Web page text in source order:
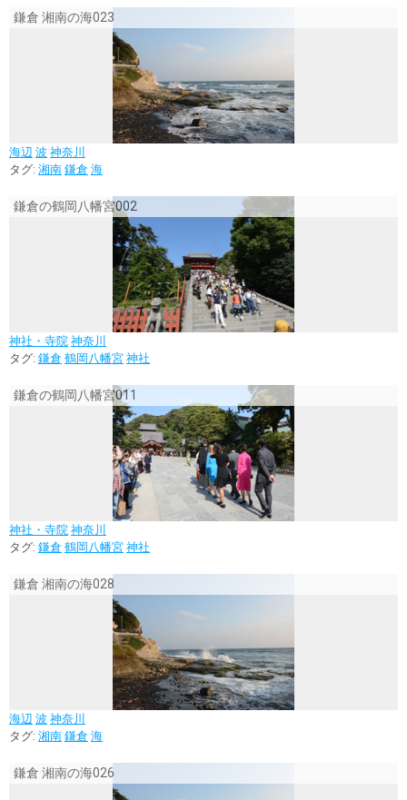
鎌倉 湘南の海023
海辺 波 神奈川
タグ: 湘南 鎌倉 海
鎌倉の鶴岡八幡宮002
神社・寺院 神奈川
タグ: 鎌倉 鶴岡八幡宮 神社
鎌倉の鶴岡八幡宮011
神社・寺院 神奈川
タグ: 鎌倉 鶴岡八幡宮 神社
鎌倉 湘南の海028
海辺 波 神奈川
タグ: 湘南 鎌倉 海
鎌倉 湘南の海026